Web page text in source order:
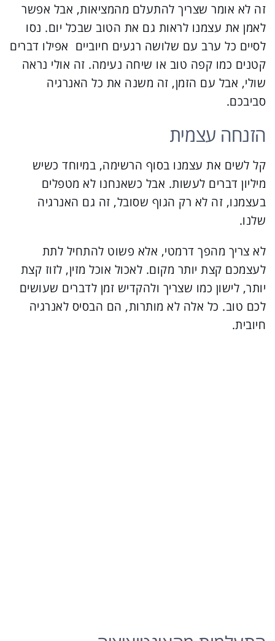
זה לא אומר שצריך להתעלם מהמציאות, אבל אפשר
לאמן את עצמנו לראות גם את הטוב שבכל יום. נסו
לסיים כל ערב עם שלושה רגעים חיוביים אפילו דברים
קטנים כמו קפה טוב או שיחה נעימה. זה אולי נראה
שולי, אבל עם הזמן, זה משנה את כל האנרגיה
סביבכם.
הזנחה עצמית
קל לשים את עצמנו בסוף הרשימה, במיוחד כשיש
מיליון דברים לעשות. אבל כשאנחנו לא מטפלים
בעצמנו, זה לא רק הגוף שסובל, זה גם האנרגיה
שלנו.
לא צריך מהפך דרמטי, אלא פשוט להתחיל לתת
לעצמכם קצת יותר מקום. לאכול אוכל מזין, לזוז קצת
יותר, לישון כמו שצריך ולהקדיש זמן לדברים שעושים
לכם טוב. כל אלה לא מותרות, הם הבסיס לאנרגיה
חיובית.